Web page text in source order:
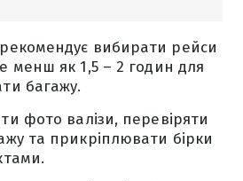
вибирати рейси
менш як 1,5 – 2 годин для
багажу.
фото валізи, перевіряти
та прикріплювати бірки